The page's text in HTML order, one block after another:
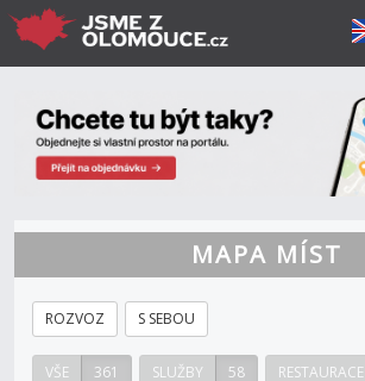
MAPA MÍST
ROZVOZ S SEBOU
VŠE 361 SLUŽBY 58 RESTAURACE